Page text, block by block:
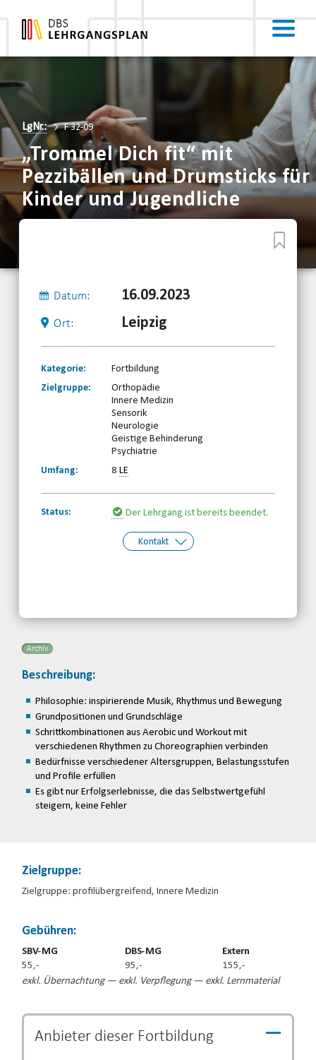
LgNr.: F 32-09
„Trommel Dich fit“ mit
Pezzibällen und Drumsticks für
Kinder und Jugendliche
Datum: 16.09.2023
Ort: Leipzig
Kategorie:
Fortbildung
Zielgruppe:
Orthopädie
Innere Medizin
Sensorik
Neurologie
Geistige Behinderung
Psychiatrie
Umfang:
8LE
Status: Der Lehrgang ist bereits beendet.
Kontakt
Archiv
Beschreibung:
Philosophie: inspirierende Musik, Rhythmus und Bewegung
Grundpositionen und Grundschläge
Schrittkombinationen aus Aerobic und Workout mit
verschiedenen Rhythmen zu Choreographien verbinden
Bedürfnisse verschiedener Altersgruppen, Belastungsstufen
und Profile erfüllen
Es gibt nur Erfolgserlebnisse, die das Selbstwertgefühl
steigern, keine Fehler
Zielgruppe:
Zielgruppe: profilübergreifend, Innere Medizin
Gebühren:
SBV-MG DBS-MG
Extern
55,-
95,-
155,-
exkl. Übernachtung — exkl. Verpflegung — exkl. Lernmaterial
Anbieter dieser Fortbildung